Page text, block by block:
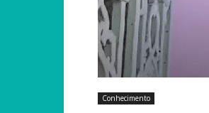
Conhecimento